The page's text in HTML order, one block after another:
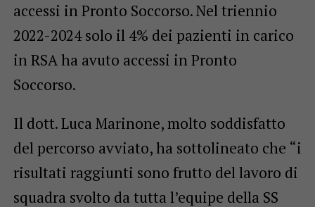
accessi in Pronto Soccorso. Nel triennio
2022-2024 solo il 4% dei pazienti in carico
in RSA ha avuto accessi in Pronto
Soccorso.
Il dott. Luca Marinone, molto soddisfatto
del percorso avviato, ha sottolineato che “i
risultati raggiunti sono frutto del lavoro di
squadra svolto da tutta l’equipe della SS